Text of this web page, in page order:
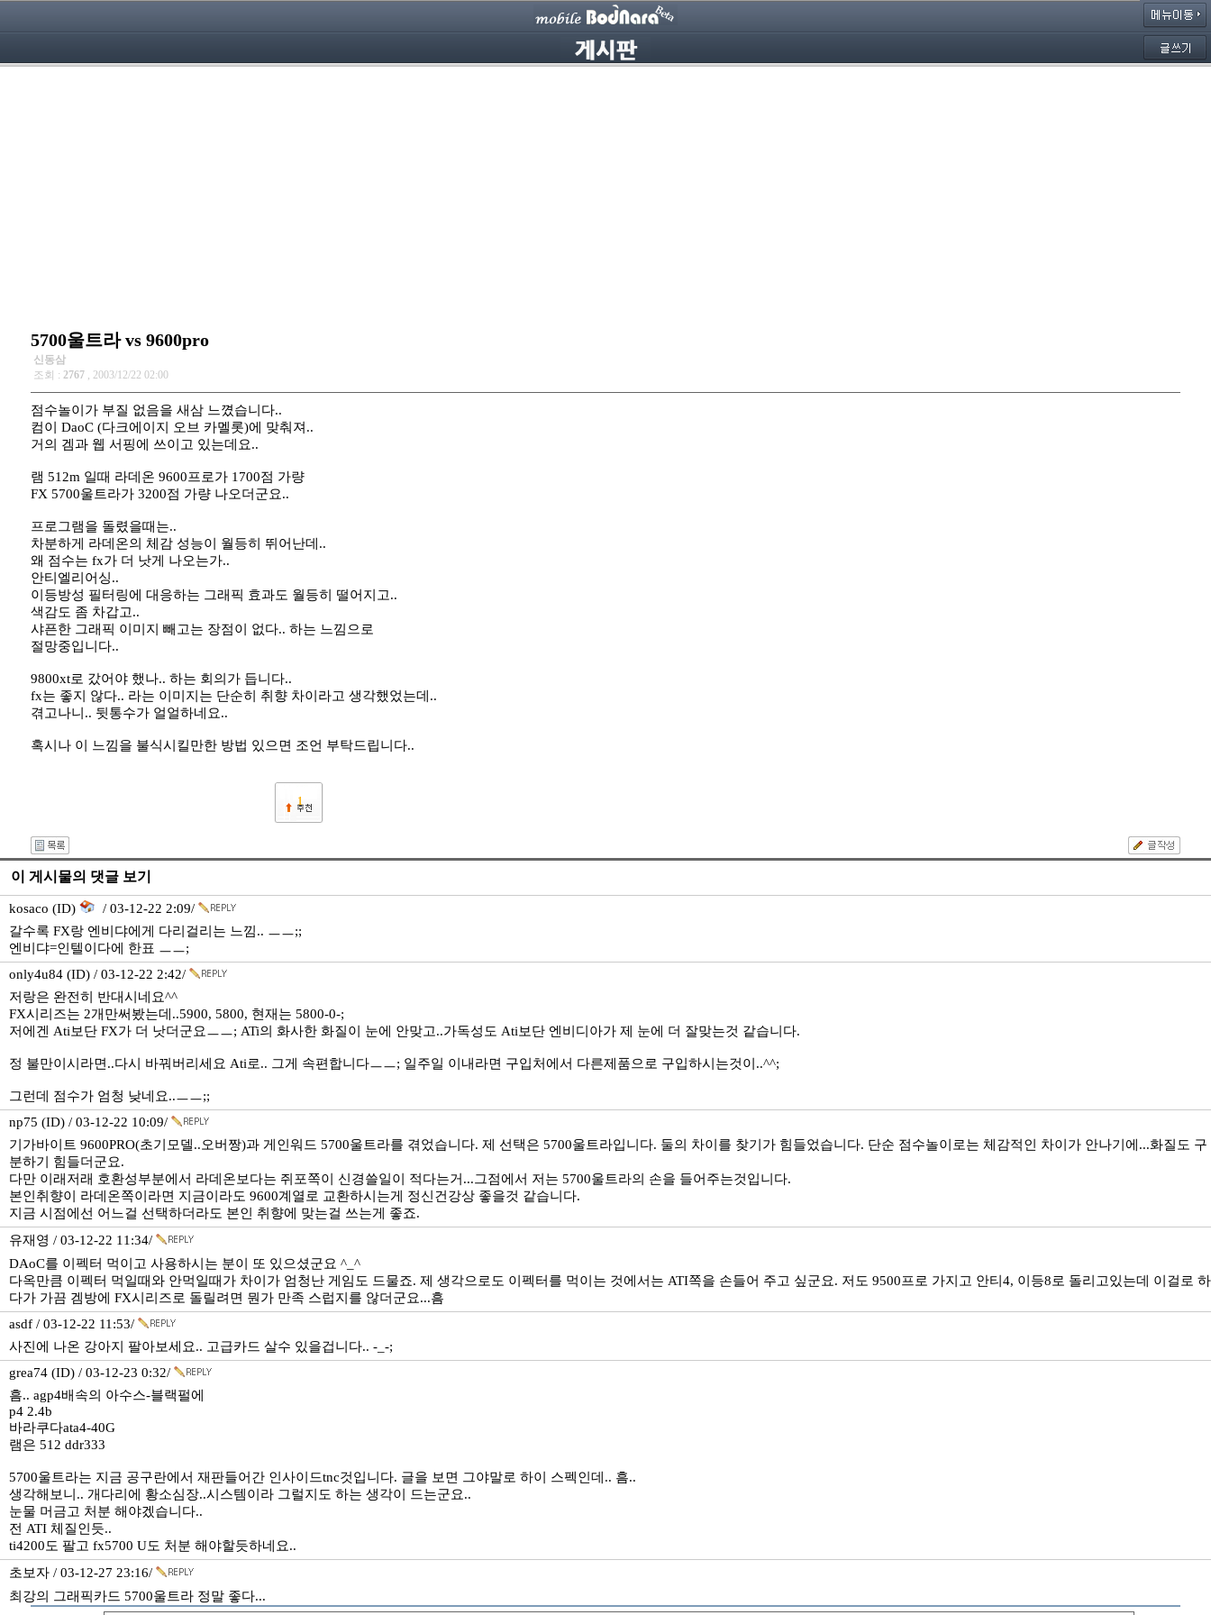
5700울트라 vs 9600pro
신동삼
조회 : 2767 , 2003/12/22 02:00
점수놀이가 부질 없음을 새삼 느꼈습니다..
컴이 DaoC (다크에이지 오브 카멜롯)에 맞춰져..
거의 겜과 웹 서핑에 쓰이고 있는데요..
램 512m 일때 라데온 9600프로가 1700점 가량
FX 5700울트라가 3200점 가량 나오더군요..
프로그램을 돌렸을때는..
차분하게 라데온의 체감 성능이 월등히 뛰어난데..
왜 점수는 fx가 더 낫게 나오는가..
안티엘리어싱..
이등방성 필터링에 대응하는 그래픽 효과도 월등히 떨어지고..
색감도 좀 차갑고..
샤픈한 그래픽 이미지 빼고는 장점이 없다.. 하는 느낌으로
절망중입니다..
9800xt로 갔어야 했나.. 하는 회의가 듭니다..
fx는 좋지 않다.. 라는 이미지는 단순히 취향 차이라고 생각했었는데..
겪고나니.. 뒷통수가 얼얼하네요..
혹시나 이 느낌을 불식시킬만한 방법 있으면 조언 부탁드립니다..
1
이 게시물의 댓글 보기
kosaco (ID)
/ 03-12-22 2:09/
갈수록 FX랑 엔비댜에게 다리걸리는 느낌.. ㅡㅡ;;
엔비댜=인텔이다에 한표 ㅡㅡ;
only4u84 (ID) / 03-12-22 2:42/
저랑은 완전히 반대시네요^^
FX시리즈는 2개만써봤는데..5900, 5800, 현재는 5800-0-;
저에겐 Ati보단 FX가 더 낫더군요ㅡㅡ; ATi의 화사한 화질이 눈에 안맞고..가독성도 Ati보단 엔비디아가 제 눈에 더 잘맞는것 같습니다.
정 불만이시라면..다시 바꿔버리세요 Ati로.. 그게 속편합니다ㅡㅡ; 일주일 이내라면 구입처에서 다른제품으로 구입하시는것이..^^;
그런데 점수가 엄청 낮네요..ㅡㅡ;;
np75 (ID) / 03-12-22 10:09/
기가바이트 9600PRO(초기모델..오버짱)과 게인워드 5700울트라를 겪었습니다. 제 선택은 5700울트라입니다. 둘의 차이를 찾기가 힘들었습니다. 단순 점수놀이로는 체감적인 차이가 안나기에...화질도 구
분하기 힘들더군요.
다만 이래저래 호환성부분에서 라데온보다는 쥐포쪽이 신경쓸일이 적다는거...그점에서 저는 5700울트라의 손을 들어주는것입니다.
본인취향이 라데온쪽이라면 지금이라도 9600계열로 교환하시는게 정신건강상 좋을것 같습니다.
지금 시점에선 어느걸 선택하더라도 본인 취향에 맞는걸 쓰는게 좋죠.
유재영 / 03-12-22 11:34/
DAoC를 이펙터 먹이고 사용하시는 분이 또 있으셨군요 ^_^
다옥만큼 이펙터 먹일때와 안먹일때가 차이가 엄청난 게임도 드물죠. 제 생각으로도 이펙터를 먹이는 것에서는 ATI쪽을 손들어 주고 싶군요. 저도 9500프로 가지고 안티4, 이등8로 돌리고있는데 이걸로 하
다가 가끔 겜방에 FX시리즈로 돌릴려면 뭔가 만족 스럽지를 않더군요...흠
asdf / 03-12-22 11:53/
사진에 나온 강아지 팔아보세요.. 고급카드 살수 있을겁니다.. -_-;
grea74 (ID) / 03-12-23 0:32/
흠.. agp4배속의 아수스-블랙펄에
p4 2.4b
바라쿠다ata4-40G
램은 512 ddr333
5700울트라는 지금 공구란에서 재판들어간 인사이드tnc것입니다. 글을 보면 그야말로 하이 스펙인데.. 흠..
생각해보니.. 개다리에 황소심장..시스템이라 그럴지도 하는 생각이 드는군요..
눈물 머금고 처분 해야겠습니다..
전 ATI 체질인듯..
ti4200도 팔고 fx5700 U도 처분 해야할듯하네요..
초보자 / 03-12-27 23:16/
최강의 그래픽카드 5700울트라 정말 좋다...